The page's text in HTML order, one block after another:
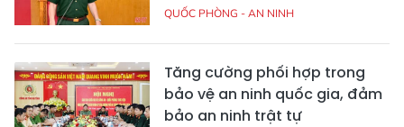
QUỐC PHÒNG - AN NINH
Tăng cường phối hợp trong
bảo vệ an ninh quốc gia, đảm
bảo an ninh trật tự